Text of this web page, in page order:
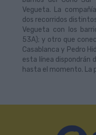
Vegueta. La
dos recorridos
Vegueta con los
53A); y otro que
Casablanca y Pedro
esta línea dispondrán
hasta el momento. La